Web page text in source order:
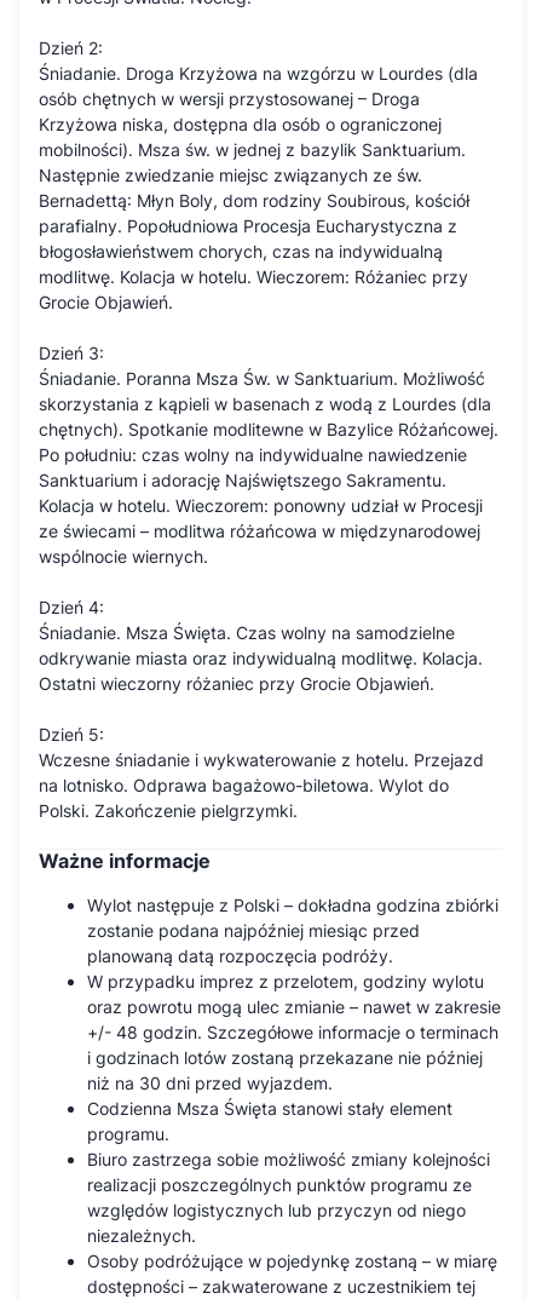
Dzień 2:
Śniadanie. Droga Krzyżowa na wzgórzu w Lourdes (dla
osób chętnych w wersji przystosowanej – Droga
Krzyżowa niska, dostępna dla osób o ograniczonej
mobilności). Msza św. w jednej z bazylik Sanktuarium.
Następnie zwiedzanie miejsc związanych ze św.
Bernadettą: Młyn Boly, dom rodziny Soubirous, kościół
parafialny. Popołudniowa Procesja Eucharystyczna z
błogosławieństwem chorych, czas na indywidualną
modlitwę. Kolacja w hotelu. Wieczorem: Różaniec przy
Grocie Objawień.
Dzień 3:
Śniadanie. Poranna Msza Św. w Sanktuarium. Możliwość
skorzystania z kąpieli w basenach z wodą z Lourdes (dla
chętnych). Spotkanie modlitewne w Bazylice Różańcowej.
Po południu: czas wolny na indywidualne nawiedzenie
Sanktuarium i adorację Najświętszego Sakramentu.
Kolacja w hotelu. Wieczorem: ponowny udział w Procesji
ze świecami – modlitwa różańcowa w międzynarodowej
wspólnocie wiernych.
Dzień 4:
Śniadanie. Msza Święta. Czas wolny na samodzielne
odkrywanie miasta oraz indywidualną modlitwę. Kolacja.
Ostatni wieczorny różaniec przy Grocie Objawień.
Dzień 5:
Wczesne śniadanie i wykwaterowanie z hotelu. Przejazd
na lotnisko. Odprawa bagażowo-biletowa. Wylot do
Polski. Zakończenie pielgrzymki.
Ważne informacje
Wylot następuje z Polski – dokładna godzina zbiórki
zostanie podana najpóźniej miesiąc przed
planowaną datą rozpoczęcia podróży.
W przypadku imprez z przelotem, godziny wylotu
oraz powrotu mogą ulec zmianie – nawet w zakresie
+/- 48 godzin. Szczegółowe informacje o terminach
i godzinach lotów zostaną przekazane nie później
niż na 30 dni przed wyjazdem.
Codzienna Msza Święta stanowi stały element
programu.
Biuro zastrzega sobie możliwość zmiany kolejności
realizacji poszczególnych punktów programu ze
względów logistycznych lub przyczyn od niego
niezależnych.
Osoby podróżujące w pojedynkę zostaną – w miarę
dostępności – zakwaterowane z uczestnikiem tej